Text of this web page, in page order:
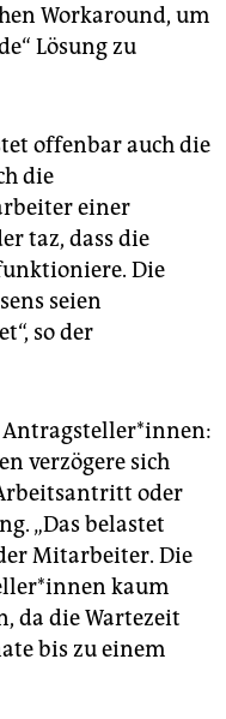
Workaround, um
Lösung zu
offenbar auch die
die
einer
taz, dass die
Die
seien
so der
Antragsteller*innen:
verzögere sich
oder
„Das belastet
Mitarbeiter. Die
kaum
da die Wartezeit
bis zu einem